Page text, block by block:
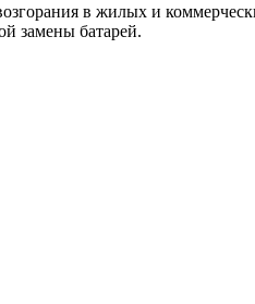
в жилых и
замены батарей.